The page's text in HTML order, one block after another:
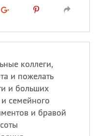
коллеги,
и пожелать
и больших
семейного
и бравой